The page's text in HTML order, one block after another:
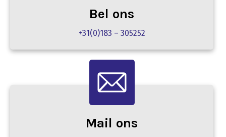
Bel ons
+31(0)183 – 305252
Mail ons